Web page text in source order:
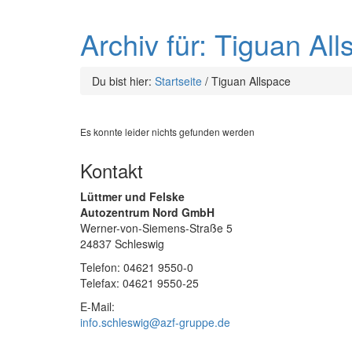
Archiv für: Tiguan
Du bist hier: Startseite / Tiguan Allspace
Es konnte leider nichts gefunden werden
Kontakt
Lüttmer und Felske
Autozentrum Nord GmbH
Werner-von-Siemens-Straße 5
24837 Schleswig
Telefon: 04621 9550-0
Telefax: 04621 9550-25
E-Mail:
info.schleswig@azf-gruppe.de